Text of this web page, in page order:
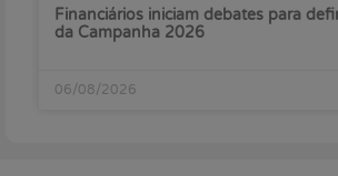
Financiários iniciam debates para
da Campanha 2026
06/08/2026